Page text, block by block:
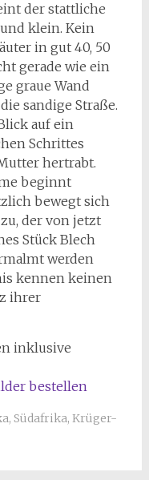
der stattliche
klein. Kein
in gut 40, 50
gerade wie ein
graue Wand
sandige Straße.
auf ein
Schrittes
hertrabt.
beginnt
bewegt sich
der von jetzt
Stück Blech
werden
kennen keinen
ihrer
inklusive
bestellen
, Südafrika, Krüger-